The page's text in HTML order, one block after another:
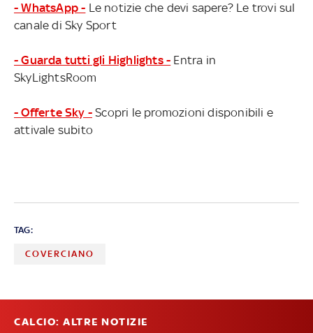
- WhatsApp - Le notizie che devi sapere? Le trovi sul
canale di Sky Sport
- Guarda tutti gli Highlights - Entra in
SkyLightsRoom
- Offerte Sky - Scopri le promozioni disponibili e
attivale subito
TAG:
COVERCIANO
CALCIO: ALTRE NOTIZIE